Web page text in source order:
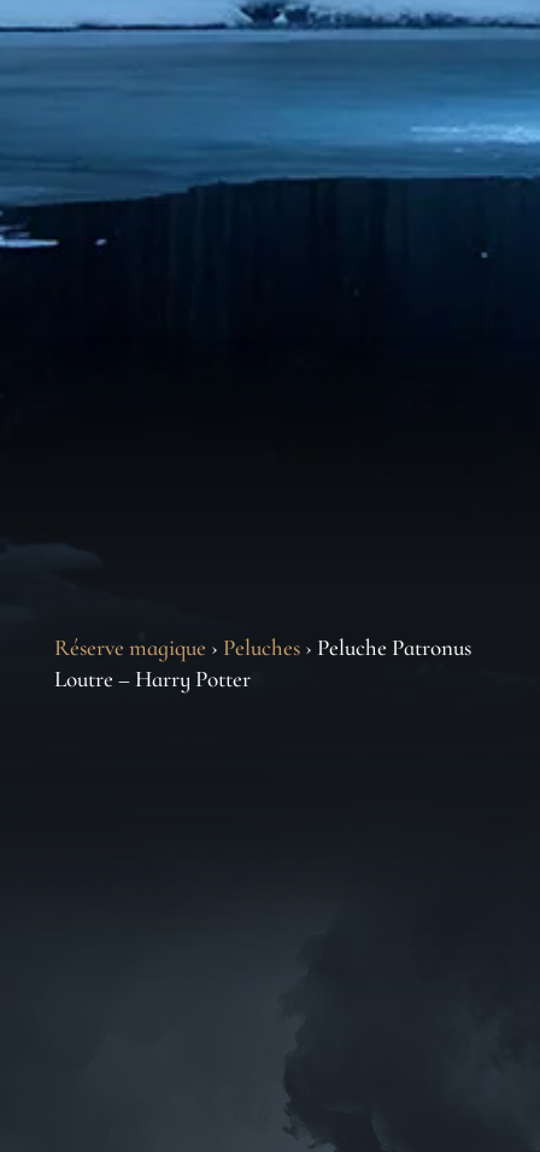
Réserve magique › Peluches› Peluche Patronus
Loutre – Harry Potter